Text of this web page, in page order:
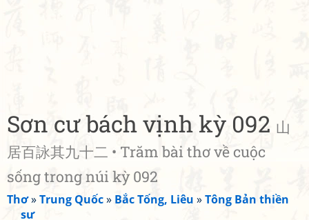
Sơn cư bách vịnh kỳ 092 山
居百詠其九十二 • Trăm bài thơ về cuộc
sống trong núi kỳ 092
Thơ»Trung Quốc» Bắc Tống, Liêu »Tông Bản thiền
sư